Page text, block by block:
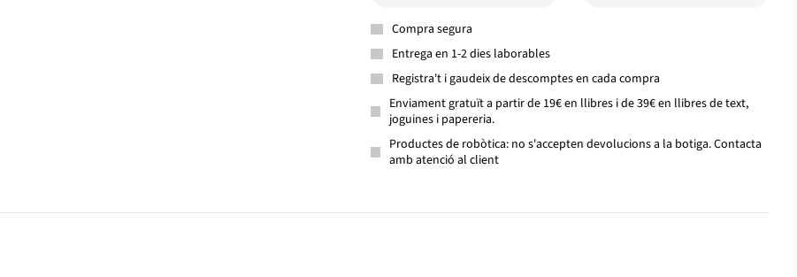
Compra segura
Entrega en 1-2 dies laborables
Registra't i gaudeix de descomptes en cada compra
Enviament gratuït a partir de 19€ en llibres i de 39€ en llibres de text,
joguines i papereria.
Productes de robòtica: no s'accepten devolucions a la botiga. Contacta
amb atenció al client